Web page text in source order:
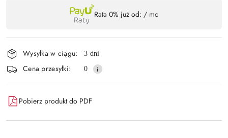
i
dostawa
Rata 0% już od: / mc
Wysyłka w ciągu: 3 dni
Cena przesyłki: 0
Pobierz produkt do PDF